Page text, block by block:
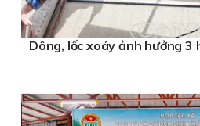
Dông, lốc xoáy ảnh hưởng 3